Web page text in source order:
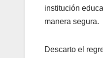
institución
manera segura.
Descarto el